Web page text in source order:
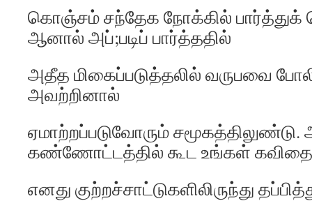
கொஞ்சம் சந்தேக நோக்கில்
ஆனால் அப்;படிப் பார்த்ததில்
அதீத மிகைப்படுத்தலில் வருபவை
அவற்றினால்
ஏமாற்றப்படுவோரும்
கண்ணோட்டத்தில் கூட உங்கள்
எனது குற்றச்சாட்டுகளிலிருந்து